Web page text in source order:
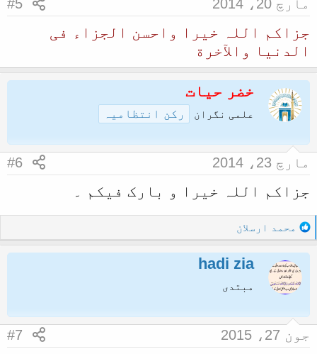
مارچ 20، 2014 #5
جزاکم اللہ خیرا واحسن الجزاء فی
الدنیا والآخرة
خضر حیات
علمی نگران رکن انتظامیہ
مارچ 23، 2014 #6
جزاکم اللہ خیرا و بارک فیکم ۔
R
e
a
c
t
o
s
محمد ارسلان
hadi zia
مبتدی
جون 27، 2015 #7